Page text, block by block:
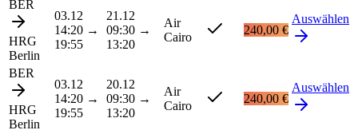
BER
HRG
Berlin
03.12
14:20 →
19:55
21.12
09:30 →
13:20
Air
Cairo
240,00 €
Auswählen
BER
HRG
Berlin
03.12
14:20 →
19:55
20.12
09:30 →
13:20
Air
Cairo
240,00 €
Auswählen